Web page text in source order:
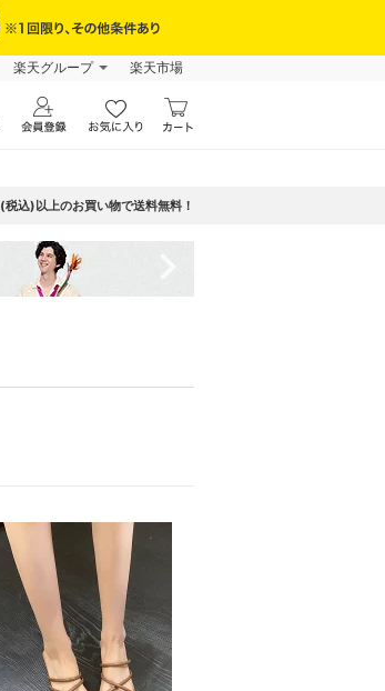
楽天グループ 楽天市場
込)以上のお買い物で送料無料！